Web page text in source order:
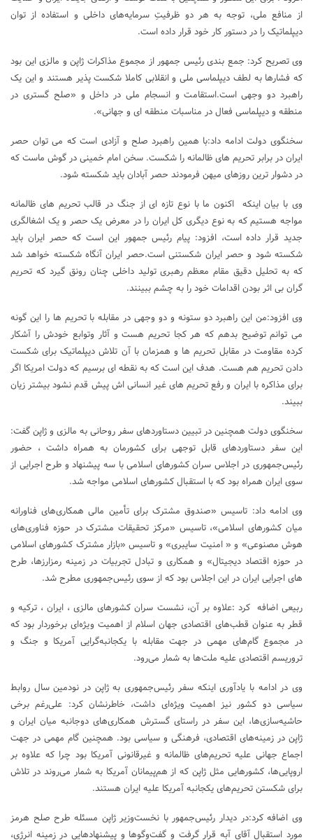
از منافع ملی، توجه به هر دو ظرفیتِ سرمایه‌های داخلی و استفاده از توان
دیپلماتیک را در دستور کار خود قرار داده است.
وی تصریح کرد: جمع بندی رئیس جمهور از مجموع مذاکرات ژاپن و مالزی این بود
که فشارها به لطف دیپلماسی ملی و انقلابی کاملا شکست پذیر هستند و این یک
راهبرد دو وجهی است.استقامت و انسجام ملی در داخل و «صلح گستری در
منطقه و دیپلماسی فعال در مناسبات منطقه ای و جهانی».
سخنگوی دولت ادامه داد:با همین راهبرد صلح و آزادی است که می توان حصر
ایران در برابر تحریم های ظالمانه را شکست. سخن امام خمینی در گوش ماست که
در دشوار ترین روزهای میهن فرمودند حصر آبادان باید شکسته شود.
وی با بیان اینکه اکنون ما با نوع تازه ای از جنگ در قالب تحریم های ظالمانه
مواجه هستیم که به نوع دیگری کل ایران را در معرض یک حصر و یک اشغالگری
جدید قرار داده است، افزود: پیام رئیس جمهور این است که حصر ایران باید
شکسته شود و حصر ایران شکستنی است.حصر ایران آنگاه شکسته خواهد شد
که به تحلیل دقیق مقام معظم رهبری تولید داخلی چنان رونق گیرد که تحریم
گران بی اثر بودن اقدامات خود را به چشم ببینند.
وی افزود:من این راهبرد دو ستونه و دو وجهی در مقابله با تحریم ها را این گونه
می توانم توضیح بدهم که هر کجا تحریم هست و آثار وتوابع خودش را آشکار
کرده مقاومت در مقابل تحریم ها و همزمان با آن تلاش دیپلماتیک برای شکست
دادن تحریم هم هست. هدف این است که به نقطه ای برسیم که دولت امریکا اگر
برای مذاکره با ایران و رفع تحریم های غیر انسانی اش پیش قدم نشود بیشتر زیان
ببیند.
سخنگوی دولت همچنین در تبیین دستاوردهای سفر روحانی به مالزی و ژاپن گفت:
این سفر دستاوردهای قابل توجهی برای کشورمان به همراه داشت ، حضور
رئیس‌جمهوری در اجلاس سران کشورهای اسلامی با سه پیشنهاد و طرح اجرایی از
سوی ایران همراه بود که با استقبال کشورهای اسلامی مواجه شد.
وی ادامه داد: تاسیس «صندوق مشترک برای تأمین مالی همکاری‌های فناورانه
میان کشورهای اسلامی»، تاسیس «مرکز تحقیقات مشترک در حوزه فناوری‌های
هوش مصنوعی» و « امنیت سایبری» و تاسیس «بازار مشترک کشورهای اسلامی
در حوزه اقتصاد دیجیتال» و همکاری و تبادل تجربیات در زمینه رمزارزها، طرح
های اجرایی ایران در این اجلاس بود که از سوی رئیس‌جمهوری مطرح شد.
ربیعی اضافه کرد :علاوه بر آن، نشست سران کشورهای مالزی ، ایران ، ترکیه و
قطر به عنوان قطب‌های اقتصادی جهان اسلام از اهمیت ویژه‌ای برخوردار بود که
در مجموع گام‌های مهمی در جهت مقابله با یکجانبه‌گرایی آمریکا و جنگ و
تروریسم اقتصادی علیه ملت‌ها به شمار می‌رود.
وی در ادامه با یادآوری اینکه سفر رئیس‌جمهوری به ژاپن در نودمین سال روابط
سیاسی دو کشور نیز اهمیت ویژه‌ای داشت، خاطرنشان کرد: علی‌رغم برخی
حاشیه‌سازی‌ها، این سفر در راستای گسترش همکاری‌های دوجانبه میان ایران و
ژاپن در زمینه‌های اقتصادی، فرهنگی و سیاسی بود. همچنین گام مهمی در جهت
اجماع جهانی علیه تحریم‌های ظالمانه و غیرقانونی آمریکا بود چرا که علاوه بر
اروپایی‌ها، کشورهایی مثل ژاپن که از هم‌پیمانان آمریکا به شمار می‌روند در تلاش
برای شکستن تحریم‌های یکجانبه آمریکا علیه ایران هستند.
وی اضافه کرد:در دیدار رئیس‌جمهور با نخست‌وزیر ژاپن مسئله طرح صلح هرمز
مورد استقبال آقای آبه قرار گرفت و گفت‌وگوها و پیشنهادهایی در زمینه انرژی،